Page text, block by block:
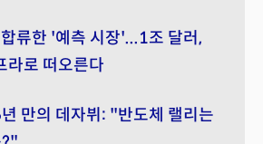
류한 '예측 시장'...1조 달러,
라로 떠오른다
만의 데자뷔: "반도체 랠리는